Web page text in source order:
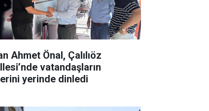
Ahmet Önal, Çalılıöz
vatandaşların
yerinde dinledi